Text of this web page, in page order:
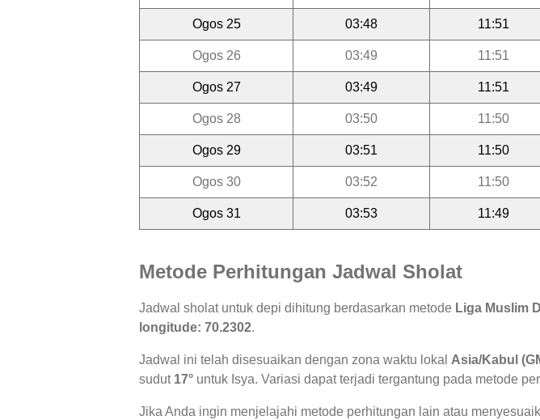
Ogos 25 03:48 11:51
Ogos 26 03:49 11:51
Ogos 27 03:49 11:51
Ogos 28 03:50 11:50
Ogos 29 03:51 11:50
Ogos 30 03:52 11:50
Ogos 31 03:53 11:49
Metode Perhitungan Jadwal Sholat
Jadwal sholat untuk depi dihitung berdasarkan metode Liga Muslim
longitude: 70.2302.
Jadwal ini telah disesuaikan dengan zona waktu lokal Asia/Kabul
sudut 17° untuk Isya. Variasi dapat terjadi tergantung pada metode
Jika Anda ingin menjelajahi metode perhitungan lain atau